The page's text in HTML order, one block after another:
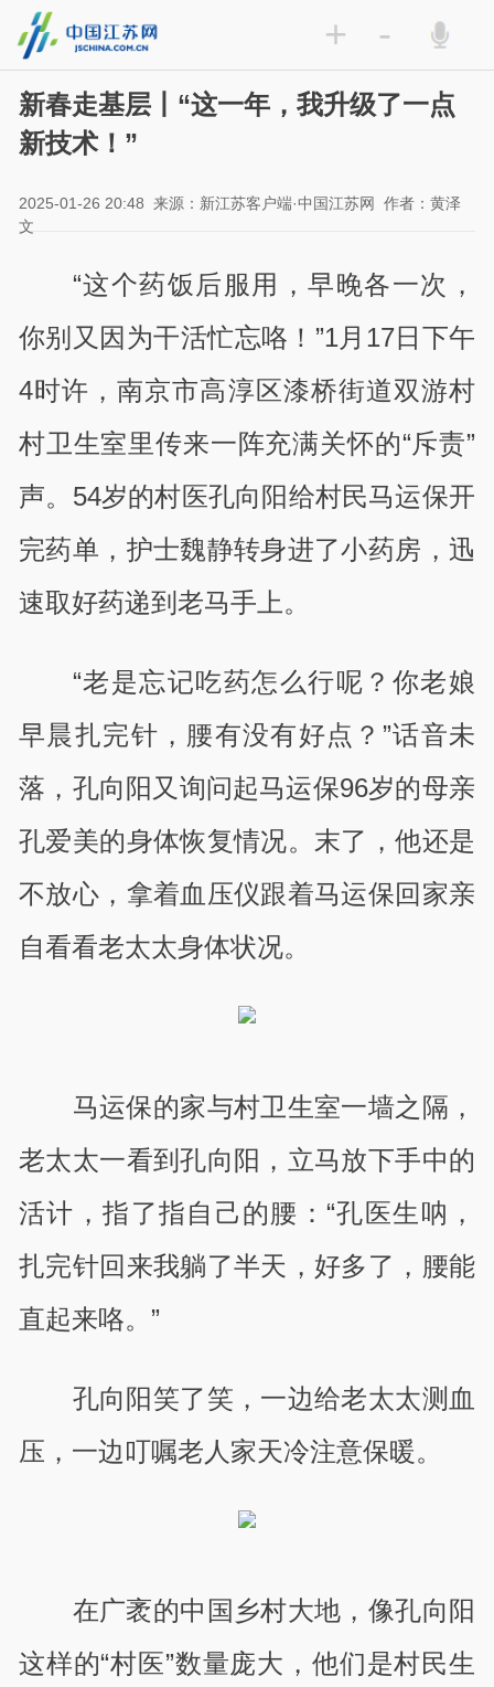
+ -
新春走基层丨“这一年，我升级了一点
新技术！”
2025-01-26 20:48 来源：新江苏客户端·中国江苏网
作者：黄泽
文
“这个药饭后服用，早晚各一次，
你别又因为干活忙忘咯！”1月 17日下午
4时许，南京市高淳区漆桥街道双游村
村卫生室里传来一阵充满关怀的“斥责”
声。 54岁的村医孔向阳给村民马运保开
完药单，护士魏静转身进了小药房，迅
速取好药递到老马手上。
“老是忘记吃药怎么行呢？你老娘
早晨扎完针，腰有没有好点？”话音未
落，孔向阳又询问起马运保96岁的母亲
孔爱美的身体恢复情况。末了，他还是
不放心，拿着血压仪跟着马运保回家亲
自看看老太太身体状况。
马运保的家与村卫生室一墙之隔，
老太太一看到孔向阳，立马放下手中的
活计，指了指自己的腰：“孔医生呐，
扎完针回来我躺了半天，好多了，腰能
直起来咯。”
孔向阳笑了笑，一边给老太太测血
压，一边叮嘱老人家天冷注意保暖。
在广袤的中国乡村大地，像孔向阳
这样的“村医”数量庞大，他们是村民生